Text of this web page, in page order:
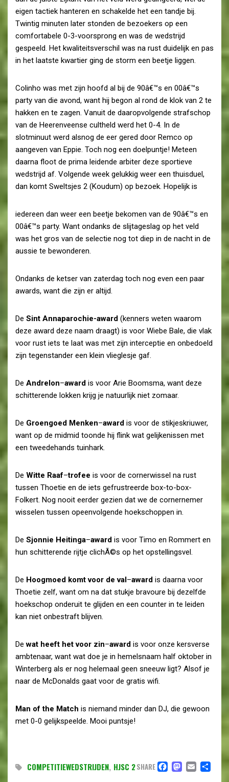
eigen tactiek hanteren en schakelde het een tandje bij.
Twintig minuten later stonden de bezoekers op een
comfortabele 0-3-voorsprong en was de wedstrijd
gespeeld. Het kwaliteitsverschil was na rust duidelijk en pas
in het laatste kwartier ging de storm een beetje liggen.
Colinho was met zijn hoofd al bij de 90â€™s en 00â€™s
party van die avond, want hij begon al rond de klok van 2 te
hakken en te zagen. Vanuit de daaropvolgende strafschop
van de Heerenveense cultheld werd het 0-4. In de
slotminuut werd alsnog de eer gered door Remco op
aangeven van Eppie. Toch nog een doelpuntje! Meteen
daarna floot de prima leidende arbiter deze sportieve
wedstrijd af. Volgende week gelukkig weer een thuisduel,
dan komt Sweltsjes 2 (Koudum) op bezoek. Hopelijk is
iedereen dan weer een beetje bekomen van de 90â€™s en
00â€™s party. Want ondanks de slijtageslag op het veld
was het gros van de selectie nog tot diep in de nacht in de
aussie te bewonderen.
Ondanks de ketser van zaterdag toch nog even een paar
awards, want die zijn er altijd.
De Sint Annaparochie-award (kenners weten waarom
deze award deze naam draagt) is voor Wiebe Bale, die vlak
voor rust iets te laat was met zijn interceptie en onbedoeld
zijn tegenstander een klein vlieglesje gaf.
De Andrelon–award is voor Arie Boomsma, want deze
schitterende lokken krijg je natuurlijk niet zomaar.
De Groengoed Menken–award is voor de stikjeskriuwer,
want op de midmid toonde hij flink wat gelijkenissen met
een tweedehands tuinhark.
De Witte Raaf–trofee is voor de cornerwissel na rust
tussen Thoetie en de iets gefrustreerde box-to-box-
Folkert. Nog nooit eerder gezien dat we de cornernemer
wisselen tussen opeenvolgende hoekschoppen in.
De Sjonnie Heitinga–award is voor Timo en Rommert en
hun schitterende rijtje clichÃ©s op het opstellingsvel.
De Hoogmoed komt voor de val–award is daarna voor
Thoetie zelf, want om na dat stukje bravoure bij dezelfde
hoekschop onderuit te glijden en een counter in te leiden
kan niet onbestraft blijven.
Dewat heeft het voor zin–award is voor onze kersverse
ambtenaar, want wat doe je in hemelsnaam half oktober in
Winterberg als er nog helemaal geen sneeuw ligt? Alsof je
naar de McDonalds gaat voor de gratis wifi.
Man of the Match is niemand minder dan DJ, die gewoon
met 0-0 gelijkspeelde. Mooi puntsje!
COMPETITIEWEDSTRIJDEN, HJSC 2SHARE